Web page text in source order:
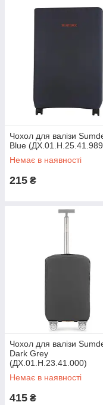
Чохол для валізи
Blue
Немає в наявності
215 ₴
Чохол для валізи
Dark Grey
(ДХ.01.Н.23.41.000)
Немає в наявності
415 ₴